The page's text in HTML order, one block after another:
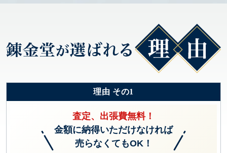
理由 その1
査定、出張費無料！
金額に納得いただけなければ
売らなくてもOK！